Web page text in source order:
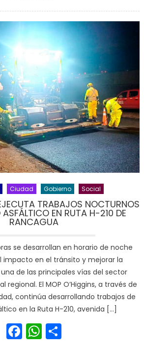
Ciudad Gobierno Social
TRABAJOS NOCTURNOS
ASFÁLTICO EN RUTA H-210 DE
RANCAGUA
se desarrollan en horario de noche
impacto en el tránsito y mejorar la
de las principales vías del sector
El MOP O’Higgins, a través de
continúa desarrollando trabajos de
en la Ruta H-210, avenida […]
Facebook
WhatsApp